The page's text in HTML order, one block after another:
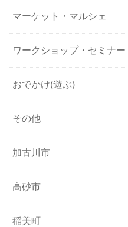
マーケット・マルシェ
ワークショップ・セミナー
おでかけ(遊ぶ)
その他
加古川市
高砂市
稲美町